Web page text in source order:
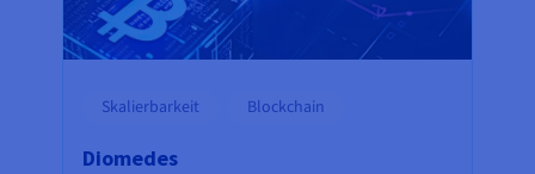
Skalierbarkeit Blockchain
Diomedes